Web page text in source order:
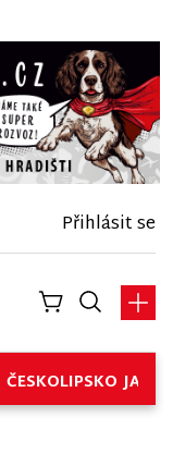
Přihlásit se
ČESKOLIPSKO